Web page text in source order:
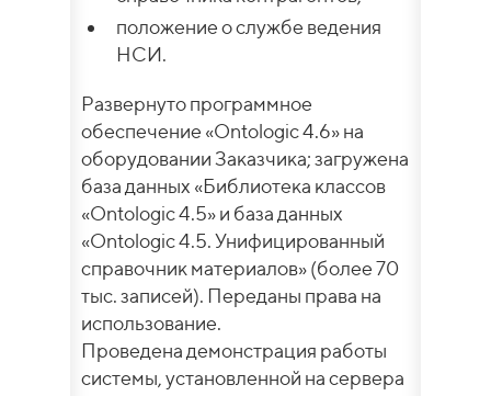
положение о службе ведения
НСИ.
Развернуто программное
обеспечение «Ontologic 4.6» на
оборудовании Заказчика; загружена
база данных «Библиотека классов
«Ontologic 4.5» и база данных
«Ontologic 4.5. Унифицированный
справочник материалов» (более 70
тыс. записей). Переданы права на
использование.
Проведена демонстрация работы
системы, установленной на сервера